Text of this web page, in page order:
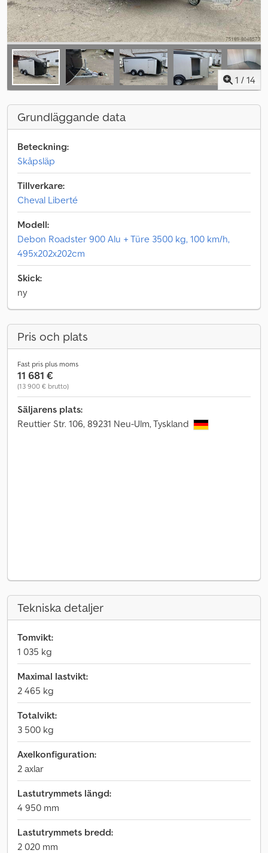
1 / 14
Grundläggande data
Beteckning:
Skåpsläp
Tillverkare:
Cheval Liberté
Modell:
Debon Roadster 900 Alu + Türe 3500 kg, 100 km/h,
495x202x202cm
Skick:
ny
Pris och plats
Fast pris plus moms
11 681 €
(13 900 € brutto)
Säljarens plats:
Reuttier Str. 106, 89231 Neu-Ulm, Tyskland
Tekniska detaljer
Tomvikt:
1 035 kg
Maximal lastvikt:
2 465 kg
Totalvikt:
3 500 kg
Axelkonfiguration:
2 axlar
Lastutrymmets längd:
4 950 mm
Lastutrymmets bredd:
2 020 mm